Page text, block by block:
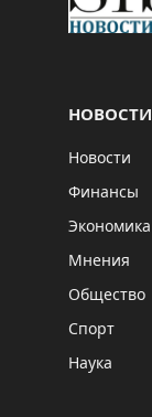
НОВОСТИ
Новости
Финансы
Экономика
Мнения
Общество
Спорт
Наука